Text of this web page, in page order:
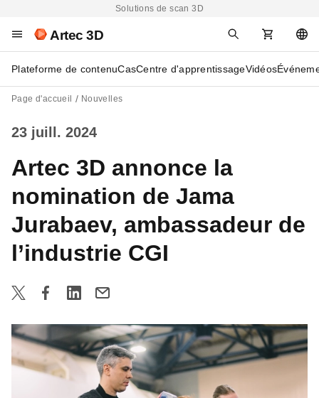
Solutions de scan 3D
Artec 3D
Plateforme de contenuCasCentre d'apprentissageVidéos
Page d'accueil Nouvelles
23 juill. 2024
Artec 3D annonce la
nomination de Jama
Jurabaev, ambassadeur de
l’industrie CGI